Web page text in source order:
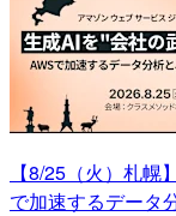
【8/25（火）札幌
で加速するデータ